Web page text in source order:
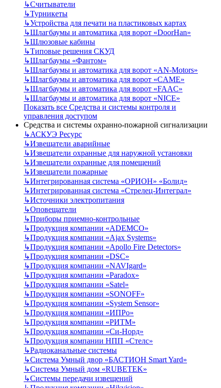
↳Считыватели
↳Турникеты
↳Устройства для печати на пластиковых картах
↳Шлагбаумы и автоматика для ворот «DoorHan»
↳Шлюзовые кабины
↳Типовые решения СКУД
↳Шлагбаумы «Фантом»
↳Шлагбаумы и автоматика для ворот «AN-Motors»
↳Шлагбаумы и автоматика для ворот «CAME»
↳Шлагбаумы и автоматика для ворот «FAAC»
↳Шлагбаумы и автоматика для ворот «NICE»
Показать все Средства и системы контроля и
управления доступом
Средства и системы охранно-пожарной сигнализации
↳АСКУЭ Ресурс
↳Извещатели аварийные
↳Извещатели охранные для наружной установки
↳Извещатели охранные для помещений
↳Извещатели пожарные
↳Интегрированная система «ОРИОН» «Болид»
↳Интегрированная система «Стрелец-Интеграл»
↳Источники электропитания
↳Оповещатели
↳Приборы приемно-контрольные
↳Продукция компании «ADEMCO»
↳Продукция компании «Ajax Systems»
↳Продукция компании «Apollo Fire Detectors»
↳Продукция компании «DSC»
↳Продукция компании «NAVIgard»
↳Продукция компании «Paradox»
↳Продукция компании «Satel»
↳Продукция компании «SONOFF»
↳Продукция компании «System Sensor»
↳Продукция компании «ИПРо»
↳Продукция компании «РИТМ»
↳Продукция компании «Си-Норд»
↳Продукция компании НПП «Стелс»
↳Радиоканальные системы
↳Система Умный двор «БАСТИОН Smart Yard»
↳Система Умный дом «RUBETEK»
↳Системы передачи извещений